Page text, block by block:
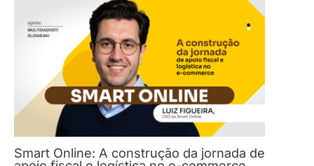
Smart Online: A construção da jornada de